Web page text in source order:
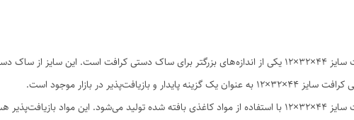
ساک دستی کرافت سایز ۴۴×۳۲×۱۲ یکی از اندازه‌های بزرگتر برای ساک دستی کرافت
و بازیافت‌پذیر در بازار موجود است.
ساک دستی کرافت سایز ۴۴×۳۲×۱۲ با استفاده از مواد کاغذی بافته شده تولید می‌شود. این